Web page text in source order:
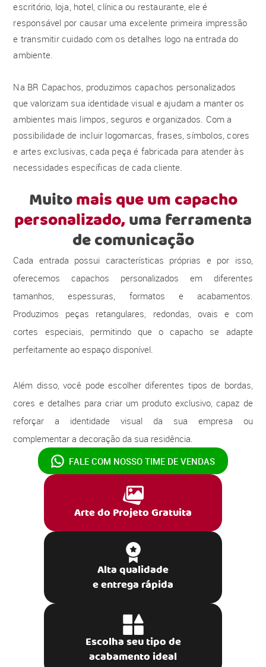
escritório, loja, hotel, clínica ou restaurante, ele é
responsável por causar uma excelente primeira impressão
e transmitir cuidado com os detalhes logo na entrada do
ambiente.
Na BR Capachos, produzimos capachos personalizados
que valorizam sua identidade visual e ajudam a manter os
ambientes mais limpos, seguros e organizados. Com a
possibilidade de incluir logomarcas, frases, símbolos, cores
e artes exclusivas, cada peça é fabricada para atender às
necessidades específicas de cada cliente.
Muitomais que um capacho
personalizado,uma ferramenta
de comunicação
Cada entrada possui características próprias e por isso,
oferecemos capachos personalizados em diferentes
tamanhos, espessuras, formatos e acabamentos.
Produzimos peças retangulares, redondas, ovais e com
cortes especiais, permitindo que o capacho se adapte
perfeitamente ao espaço disponível.
Além disso, você pode escolher diferentes tipos de bordas,
cores e detalhes para criar um produto exclusivo, capaz de
reforçar a identidade visual da sua empresa ou
complementar a decoração da sua residência.
FALE COM NOSSO TIME DE VENDAS
Arte do Projeto Gratuita
Alta qualidade
e entrega rápida
Escolha seu tipo de
acabamento ideal